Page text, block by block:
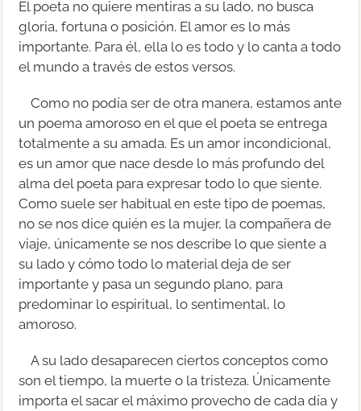
El poeta no quiere mentiras a su lado, no busca
gloria, fortuna o posición. El amor es lo más
importante. Para él, ella lo es todo y lo canta a todo
el mundo a través de estos versos.
Como no podía ser de otra manera, estamos ante
un poema amoroso en el que el poeta se entrega
totalmente a su amada. Es un amor incondicional,
es un amor que nace desde lo más profundo del
alma del poeta para expresar todo lo que siente.
Como suele ser habitual en este tipo de poemas,
no se nos dice quién es la mujer, la compañera de
viaje, únicamente se nos describe lo que siente a
su lado y cómo todo lo material deja de ser
importante y pasa un segundo plano, para
predominar lo espiritual, lo sentimental, lo
amoroso.
A su lado desaparecen ciertos conceptos como
son el tiempo, la muerte o la tristeza. Únicamente
importa el sacar el máximo provecho de cada día y